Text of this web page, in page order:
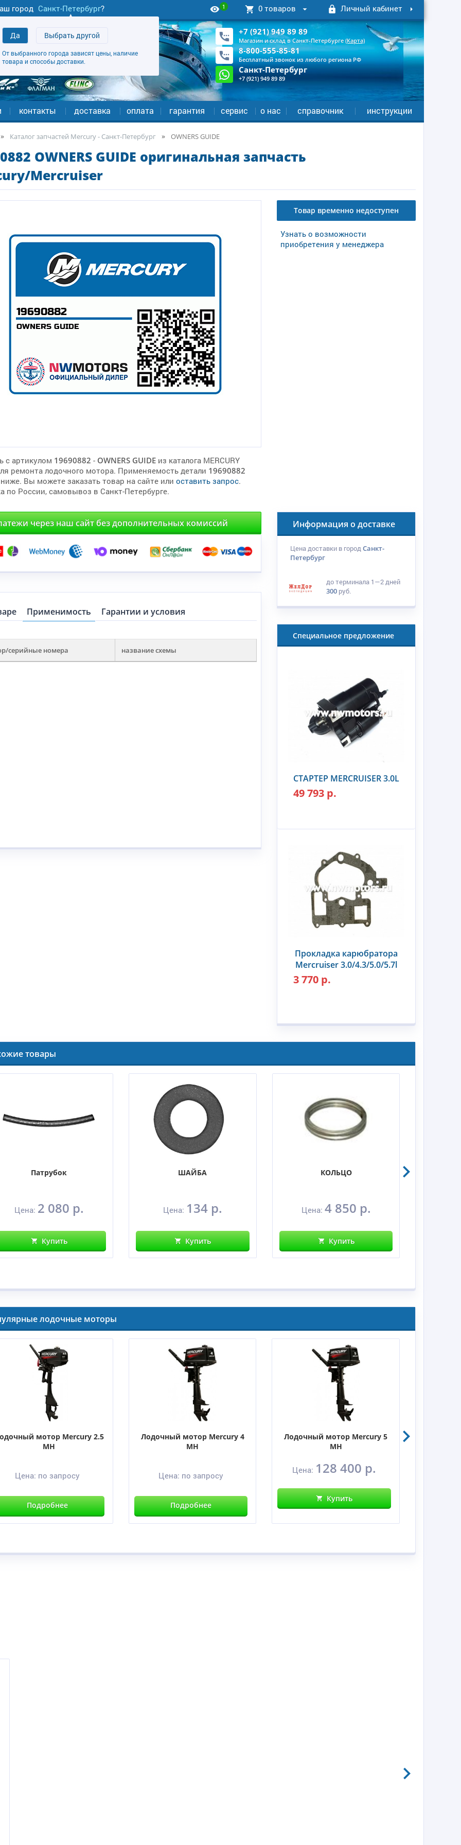
город Санкт-Петербург?
Да Выбрать другой
От выбранного города зависят цены, наличие
товара и способы доставки.
1 0 товаров Личный кабинет
+7 (921) 949 89 89
Магазин и склад в Санкт-Петербурге (Карта)
8-800-555-85-81
Бесплатный звонок из любого региона РФ
Санкт-Петербург
+7 (921) 949 89 89
контакты доставка оплата гарантия сервис о нас справочник инструкции
Каталог запчастей Mercury - Санкт-Петербург OWNERS GUIDE
OWNERS GUIDE оригинальная запчасть
Mercruiser
с артикулом 19690882 - OWNERS GUIDEиз каталога MERCURY
ремонта лодочного мотора. Применяемость детали 19690882
Вы можете заказать товар на сайте или оставить запрос.
по России, самовывоз в Санкт-Петербурге.
Товар временно недоступен
Узнать о возможности
приобретения у менеджера
через наш сайт без дополнительных комиссий
Применимость Гарантии и условия
серийные номера название схемы
Информация о доставке
Цена доставки в городСанкт-
Петербург
до терминала 1—2 дней
300 руб.
Специальное предложение
СТАРТЕР MERCRUISER 3.0L
49 793 р.
Прокладка карюбратора
Mercruiser 3.0/4.3/5.0/5.7l
3 770 р.
товары
Патрубок
Цена: 2 080 р.
Купить
ШАЙБА
Цена: 134 р.
Купить
КОЛЬЦО
Цена: 4 850 р.
Купить
лодочные моторы
мотор Mercury 2.5
MH
Цена: по запросу
Подробнее
Лодочный мотор Mercury 4
MH
Цена: по запросу
Подробнее
Лодочный мотор Mercury 5
MH
Цена: 128 400 р.
Купить